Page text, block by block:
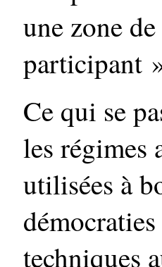
une zone
participant
Ce qui se
les régimes
utilisées à
techniques